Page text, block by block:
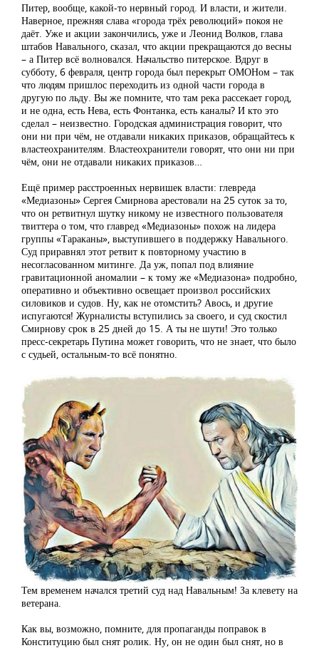
Питер, вообще, какой-то нервный город. И власти, и жители.
Наверное, прежняя слава «города трёх революций» покоя не
даёт. Уже и акции закончились, уже и Леонид Волков, глава
штабов Навального, сказал, что акции прекращаются до весны
– а Питер всё волновался. Начальство питерское. Вдруг в
субботу, 6 февраля, центр города был перекрыт ОМОНом – так
что людям пришлос переходить из одной части города в
другую по льду. Вы же помните, что там река рассекает город,
и не одна, есть Нева, есть Фонтанка, есть каналы? И кто это
сделал – неизвестно. Городская администрация говорит, что
они ни при чём, не отдавали никаких приказов, обращайтесь к
властеохранителям. Властеохранители говорят, что они ни при
чём, они не отдавали никаких приказов…
Ещё пример расстроенных нервишек власти: глевреда
«Медиазоны» Сергея Смирнова арестовали на 25 суток за то,
что он ретвитнул шутку никому не известного пользователя
твиттера о том, что главред «Медиазоны» похож на лидера
группы «Тараканы», выступившего в поддержку Навального.
Суд приравнял этот ретвит к повторному участию в
несогласованном митинге. Да уж, попал под влияние
гравитационной аномалии – к тому же «Медиазона» подробно,
оперативно и объективно освещает произвол российских
силовиков и судов. Ну, как не отомстить? Авось, и другие
испугаются! Журналисты вступились за своего, и суд скостил
Смирнову срок в 25 дней до 15. А ты не шути! Это только
пресс-секретарь Путина может говорить, что не знает, что было
с судьей, остальным-то всё понятно.
Тем временем начался третий суд над Навальным! За клевету на
ветерана.
Как вы, возможно, помните, для пропаганды поправок в
Конституцию был снят ролик. Ну, он не один был снят, но в